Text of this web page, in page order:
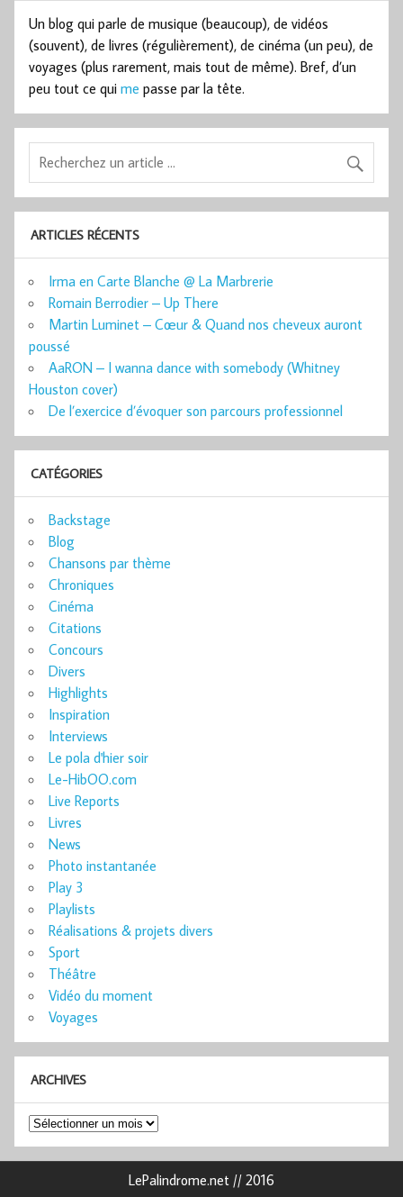
Un blog qui parle de musique (beaucoup), de vidéos
(souvent), de livres (régulièrement), de cinéma (un peu), de
voyages (plus rarement, mais tout de même). Bref, d’un
peu tout ce qui me passe par la tête.
ARTICLES RÉCENTS
Irma en Carte Blanche @ La Marbrerie
Romain Berrodier – Up There
Martin Luminet – Cœur & Quand nos cheveux auront
poussé
AaRON – I wanna dance with somebody (Whitney
Houston cover)
De l’exercice d’évoquer son parcours professionnel
CATÉGORIES
Backstage
Blog
Chansons par thème
Chroniques
Cinéma
Citations
Concours
Divers
Highlights
Inspiration
Interviews
Le pola d'hier soir
Le-HibOO.com
Live Reports
Livres
News
Photo instantanée
Play 3
Playlists
Réalisations & projets divers
Sport
Théâtre
Vidéo du moment
Voyages
ARCHIVES
Archives
LePalindrome.net // 2016